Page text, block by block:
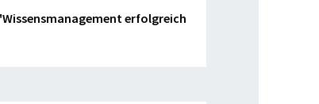
erfolgreich